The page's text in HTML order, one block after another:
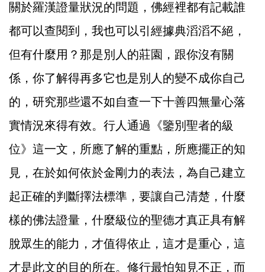
關於羅漢證量狀況的問題，佛經裡都有記載誰
都可以查閱到，我也可以引經據典滔滔不絕，
但有什麼用？那是別人的莊園，跟你沒有關
係，你了解得再多它也是別人的變不成你自己
的，研究那些還不如自查一下十善四無量心落
實情況來得有效。行人通過《鑒別聖者的級
位》這一文，所應了解的重點，所應擺正的知
見，在於如何依於金剛力的表法，為自己建立
起正確的判斷擇法標準，要讓自己清楚，什麼
樣的佛法證量，什麼級位的聖德才真正具有解
脫眾生的能力，才值得依止，這才是重心，這
才是此文的目的所在。修行最怕知見不正，而